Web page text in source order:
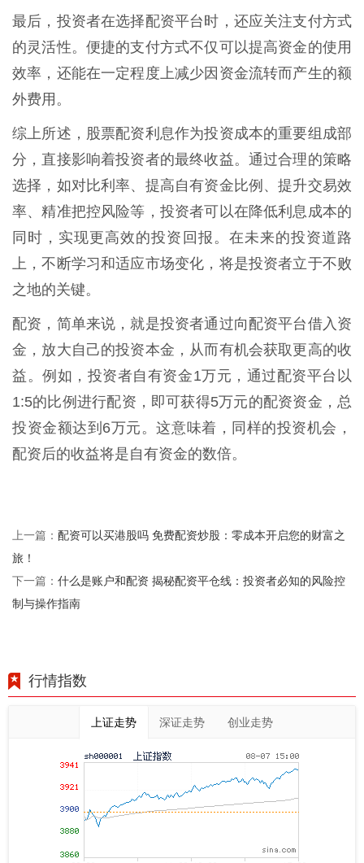
最后，投资者在选择配资平台时，还应关注支付方式
的灵活性。便捷的支付方式不仅可以提高资金的使用
效率，还能在一定程度上减少因资金流转而产生的额
外费用。
综上所述，股票配资利息作为投资成本的重要组成部
分，直接影响着投资者的最终收益。通过合理的策略
选择，如对比利率、提高自有资金比例、提升交易效
率、精准把控风险等，投资者可以在降低利息成本的
同时，实现更高效的投资回报。在未来的投资道路
上，不断学习和适应市场变化，将是投资者立于不败
之地的关键。
配资，简单来说，就是投资者通过向配资平台借入资
金，放大自己的投资本金，从而有机会获取更高的收
益。例如，投资者自有资金1万元，通过配资平台以
1:5的比例进行配资，即可获得5万元的配资资金，总
投资金额达到6万元。这意味着，同样的投资机会，
配资后的收益将是自有资金的数倍。
上一篇： 配资可以买港股吗 免费配资炒股：零成本开启您的财富之
旅！
下一篇： 什么是账户和配资 揭秘配资平仓线：投资者必知的风险控
制与操作指南
行情指数
上证走势 深证走势 创业走势